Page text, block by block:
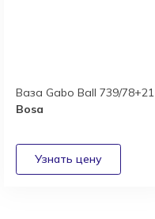
Ваза Gabo Ball 739/78+21
Bosa